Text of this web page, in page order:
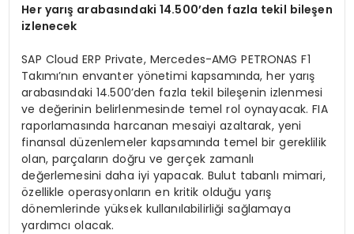
Her yarış arabasındaki 14.500’den fazla tekil bileşen
izlenecek
SAP Cloud ERP Private, Mercedes-AMG PETRONAS F1
Takımı’nın envanter yönetimi kapsamında, her yarış
arabasındaki 14.500’den fazla tekil bileşenin izlenmesi
ve değerinin belirlenmesinde temel rol oynayacak. FIA
raporlamasında harcanan mesaiyi azaltarak, yeni
finansal düzenlemeler kapsamında temel bir gereklilik
olan, parçaların doğru ve gerçek zamanlı
değerlemesini daha iyi yapacak. Bulut tabanlı mimari,
özellikle operasyonların en kritik olduğu yarış
dönemlerinde yüksek kullanılabilirliği sağlamaya
yardımcı olacak.